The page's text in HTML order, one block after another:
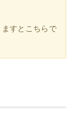
すとこちらで